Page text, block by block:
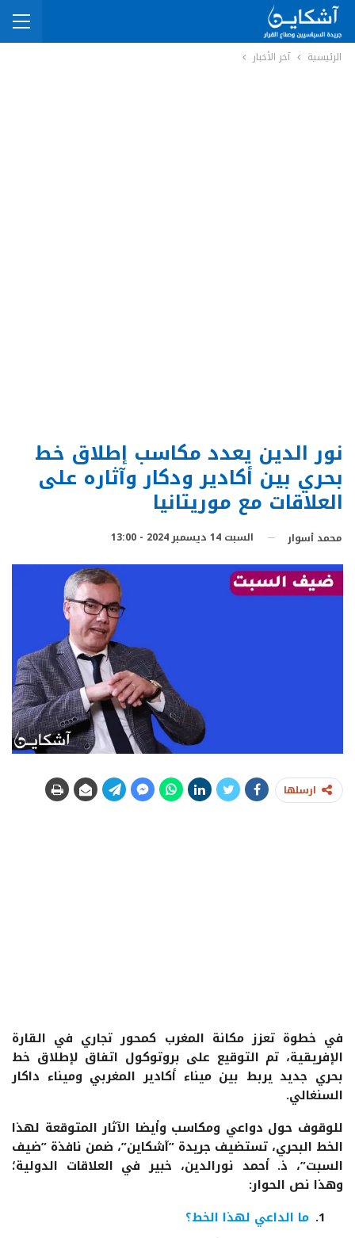
الرئيسية آخر الأخبار
نور الدين يعدد مكاسب إطلاق خط
بحري بين أكادير ودكار وآثاره على
العلاقات مع موريتانيا
محمد أسوار السبت 14 ديسمبر 2024 - 13:00
ارسلها
في خطوة تعزز مكانة المغرب كمحور تجاري في القارة
الإفريقية، تم التوقيع على بروتوكول اتفاق لإطلاق خط
بحري جديد يربط بين ميناء أكادير المغربي وميناء داكار
السنغالي.
للوقوف حول دواعي ومكاسب وأيضا الآثار المتوقعة لهذا
الخط البحري، تستضيف جريدة ”آشكاين”، ضمن نافذة ”ضيف
السبت”، ذ. أحمد نورالدين، خبير في العلاقات الدولية؛
وهذا نص الحوار:
ما الداعي لهذا الخط؟